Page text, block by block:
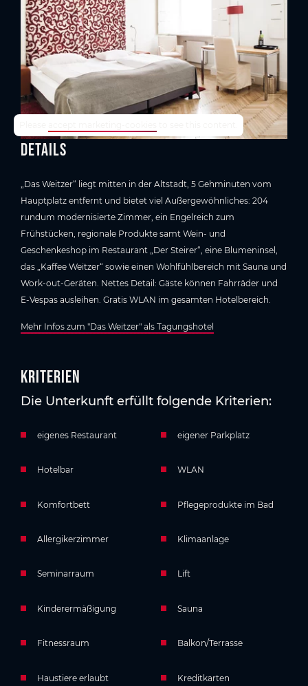
Details
„Das Weitzer“ liegt mitten in der Altstadt, 5 Gehminuten vom
Hauptplatz entfernt und bietet viel Außergewöhnliches: 204
rundum modernisierte Zimmer, ein Engelreich zum
Frühstücken, regionale Produkte samt Wein- und
Geschenkeshop im Restaurant „Der Steirer“, eine Blumeninsel,
das „Kaffee Weitzer“ sowie einen Wohlfühlbereich mit Sauna und
Work-out-Geräten. Nettes Detail: Gäste können Fahrräder und
E-Vespas ausleihen. Gratis WLAN im gesamten Hotelbereich.
Mehr Infos zum "Das Weitzer" als Tagungshotel
Kriterien
Die Unterkunft erfüllt folgende Kriterien:
eigenes Restaurant eigener Parkplatz
Hotelbar WLAN
Komfortbett Pflegeprodukte im Bad
Allergikerzimmer Klimaanlage
Seminarraum Lift
Kinderermäßigung Sauna
Fitnessraum Balkon/Terrasse
Haustiere erlaubt Kreditkarten